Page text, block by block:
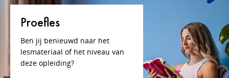
Proefles
Ben jij benieuwd naar het
lesmateriaal of het niveau van
deze opleiding?